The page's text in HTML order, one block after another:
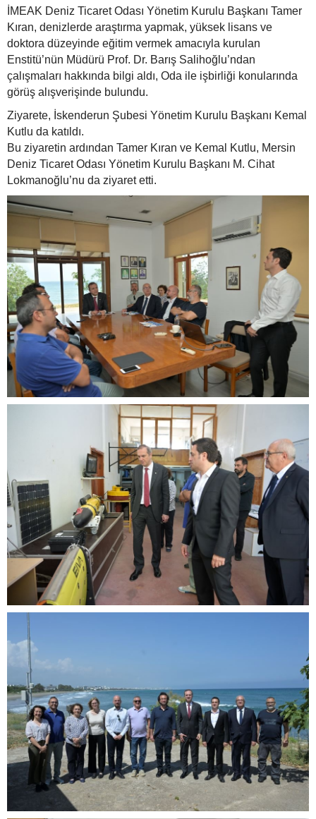
İMEAK Deniz Ticaret Odası Yönetim Kurulu Başkanı Tamer
Kıran, denizlerde araştırma yapmak, yüksek lisans ve
doktora düzeyinde eğitim vermek amacıyla kurulan
Enstitü’nün Müdürü Prof. Dr. Barış Salihoğlu’ndan
çalışmaları hakkında bilgi aldı, Oda ile işbirliği konularında
görüş alışverişinde bulundu.
Ziyarete, İskenderun Şubesi Yönetim Kurulu Başkanı Kemal
Kutlu da katıldı.
Bu ziyaretin ardından Tamer Kıran ve Kemal Kutlu, Mersin
Deniz Ticaret Odası Yönetim Kurulu Başkanı M. Cihat
Lokmanoğlu’nu da ziyaret etti.